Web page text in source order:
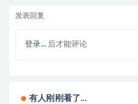
发表回复
登录... 后才能评论
有人刚刚看了...